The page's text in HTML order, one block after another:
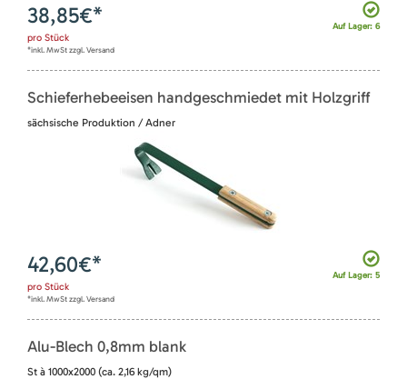
Auf Lager: 6
38,85€*
pro Stück
*inkl. MwSt zzgl. Versand
Schieferhebeeisen handgeschmiedet mit Holzgriff
sächsische Produktion / Adner
Auf Lager: 5
42,60€*
pro Stück
*inkl. MwSt zzgl. Versand
Alu-Blech 0,8mm blank
St à 1000x2000 (ca. 2,16 kg/qm)